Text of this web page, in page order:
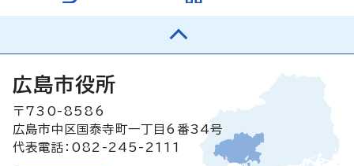
広島市役所
〒730-8586
広島市中区国泰寺町一丁目6番34号
代表電話：082-245-2111